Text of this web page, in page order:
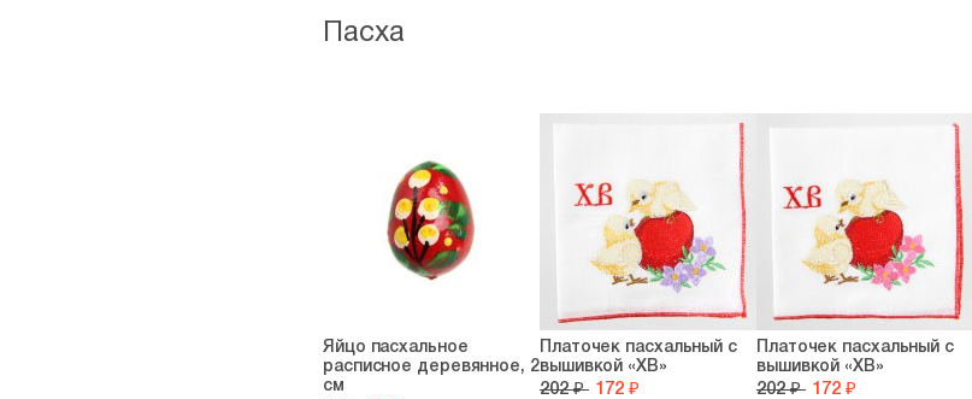
Пасха
Яйцо пасхальное
расписное деревянное, 2
см
Платочек пасхальный с
вышивкой «ХВ»
202 ₽ 172 ₽
Платочек пасхальный с
вышивкой «ХВ»
202 ₽ 172 ₽